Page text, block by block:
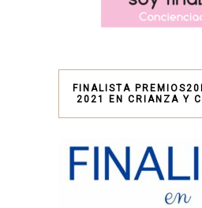
FINALISTA
2021 EN CRIANZA Y